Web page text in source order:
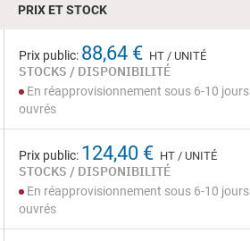
PRIX ET STOCK
Prix public: 88,64 € HT / UNITÉ
STOCKS / DISPONIBILITÉ
En réapprovisionnement sous 6-10 jours
ouvrés
Prix public: 124,40 € HT / UNITÉ
STOCKS / DISPONIBILITÉ
En réapprovisionnement sous 6-10 jours
ouvrés